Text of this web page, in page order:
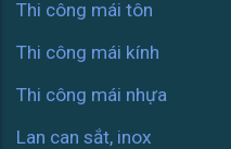
Thi công mái tôn
Thi công mái kính
Thi công mái nhựa
Lan can sắt, inox